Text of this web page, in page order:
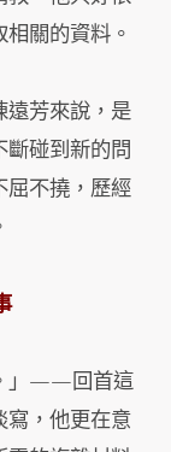
關的資料。
遠芳來說，是
碰到新的問
屈不撓，歷經
」——回首這
寫，他更在意